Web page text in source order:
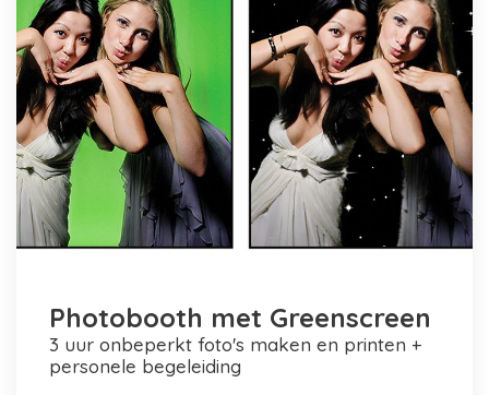
Photobooth met Greenscreen
3 uur onbeperkt foto's maken en printen +
personele begeleiding